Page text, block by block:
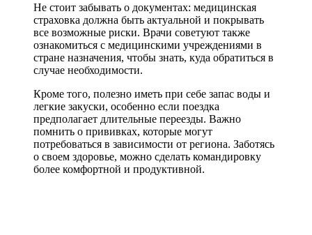
Не стоит забывать о документах: медицинская
страховка должна быть актуальной и покрывать
все возможные риски. Врачи советуют также
ознакомиться с медицинскими учреждениями в
стране назначения, чтобы знать, куда обратиться в
случае необходимости.
Кроме того, полезно иметь при себе запас воды и
легкие закуски, особенно если поездка
предполагает длительные переезды. Важно
помнить о прививках, которые могут
потребоваться в зависимости от региона. Заботясь
о своем здоровье, можно сделать командировку
более комфортной и продуктивной.